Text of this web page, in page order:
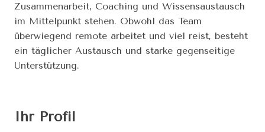
Zusammenarbeit, Coaching und Wissensaustausch
im Mittelpunkt stehen. Obwohl das Team
überwiegend remote arbeitet und viel reist, besteht
ein täglicher Austausch und starke gegenseitige
Unterstützung.
Ihr Profil